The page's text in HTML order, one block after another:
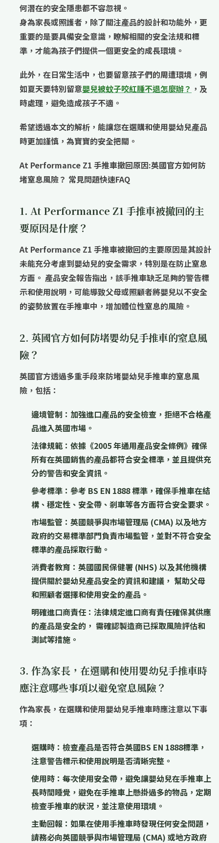
何潛在的安全隱患都不容忽視。
身為家長或照護者，除了關注產品的設計和功能外，更
重要的是要具備安全意識，瞭解相關的安全法規和標
準，才能為孩子們提供一個更安全的成長環境。
此外，在日常生活中，也要留意孩子們的周遭環境，例
如夏天要特別留意嬰兒被蚊子咬紅腫不退怎麼辦？ ，及
時處理，避免造成孩子不適。
希望透過本文的解析，能讓您在選購和使用嬰幼兒產品
時更加謹慎，為寶寶的安全把關。
At Performance Z1 手推車撤回原因:英國官方如何防
堵窒息風險？ 常見問題快速FAQ
1. At Performance Z1 手推車被撤回的主
要原因是什麼？
At Performance Z1 手推車被撤回的主要原因是其設計
未能充分考慮到嬰幼兒的安全需求，特別是在防止窒息
方面。 產品安全報告指出，該手推車缺乏足夠的警告標
示和使用說明，可能導致父母或照顧者將嬰兒以不安全
的姿勢放置在手推車中，增加體位性窒息的風險。
2. 英國官方如何防堵嬰幼兒手推車的窒息風
險？
英國官方透過多重手段來防堵嬰幼兒手推車的窒息風
險，包括：
邊境管制： 加強進口產品的安全檢查，拒絕不合格產
品進入英國市場。
法律規範： 依據《2005 年通用產品安全條例》確保
所有在英國銷售的產品都符合安全標準，並且提供充
分的警告和安全資訊。
參考標準： 參考 BS EN 1888 標準，確保手推車在結
構、穩定性、安全帶、剎車等各方面符合安全要求。
市場監管： 英國競爭與市場管理局 (CMA) 以及地方
政府的交易標準部門負責市場監管，並對不符合安全
標準的產品採取行動。
消費者教育： 英國國民保健署 (NHS) 以及其他機構
提供關於嬰幼兒產品安全的資訊和建議， 幫助父母
和照顧者選擇和使用安全的產品。
明確進口商責任： 法律規定進口商有責任確保其供應
的產品是安全的， 需確認製造商已採取風險評估和
測試等措施。
3. 作為家長，在選購和使用嬰幼兒手推車時
應注意哪些事項以避免窒息風險？
作為家長，在選購和使用嬰幼兒手推車時應注意以下事
項：
選購時： 檢查產品是否符合英國BS EN 1888標準，
注意警告標示和使用說明是否清晰完整。
使用時： 每次使用安全帶，避免讓嬰幼兒在手推車上
長時間睡覺，避免在手推車上懸掛過多的物品，定期
檢查手推車的狀況，並注意使用環境。
主動回報： 如果在使用手推車時發現任何安全問題，
請務必向英國競爭與市場管理局 (CMA) 或地方政府